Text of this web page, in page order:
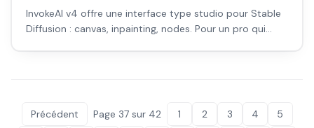
InvokeAI v4 offre une interface type studio pour Stable
Diffusion : canvas, inpainting, nodes. Pour un pro qui
Précédent Page 37sur 42 1 2 3 4
5